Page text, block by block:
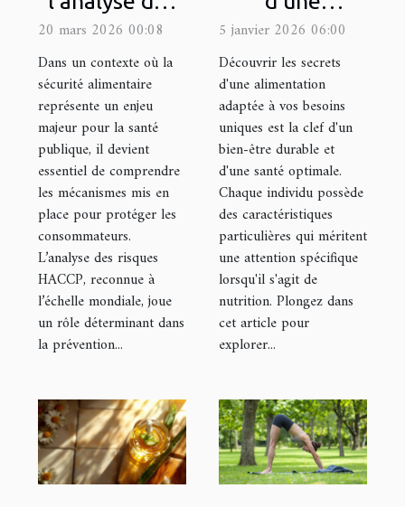
risques
HACCP
améliore-t-
elle la
sécurité
alimentaire ?
20 mars 2026 00:08
Dans un contexte où la
sécurité alimentaire
représente un enjeu
majeur pour la santé
publique, il devient
essentiel de comprendre
les mécanismes mis en
place pour protéger les
consommateurs.
L’analyse des risques
HACCP, reconnue à
l’échelle mondiale, joue
un rôle déterminant dans
la prévention...
alimentation
adaptée à vos
besoins
uniques
5 janvier 2026 06:00
Découvrir les secrets
d'une alimentation
adaptée à vos besoins
uniques est la clef d'un
bien-être durable et
d'une santé optimale.
Chaque individu possède
des caractéristiques
particulières qui méritent
une attention spécifique
lorsqu'il s'agit de
nutrition. Plongez dans
cet article pour
explorer...